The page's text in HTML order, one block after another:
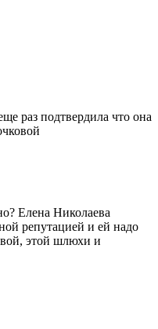
раз подтвердила что она
Елена Николаева
репутацией и ей надо
этой шлюхи и